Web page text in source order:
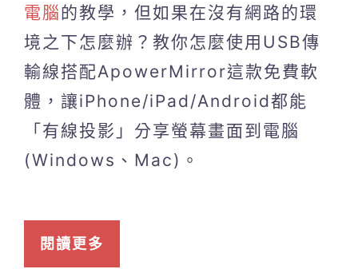
電腦的教學，但如果在沒有網路的環
境之下怎麼辦？教你怎麼使用USB傳
輸線搭配ApowerMirror這款免費軟
體，讓iPhone/iPad/Android都能
「有線投影」分享螢幕畫面到電腦
(Windows、Mac)。
閱讀更多